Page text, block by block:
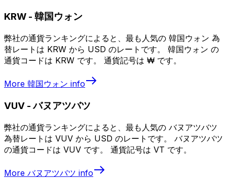
KRW - 韓国ウォン
弊社の通貨ランキングによると、最も人気の 韓国ウォン 為
替レートは KRW から USD のレートです。 韓国ウォン の
通貨コードは KRW です。 通貨記号は ₩ です。
More 韓国ウォン info
VUV -バヌアツバツ
弊社の通貨ランキングによると、最も人気の バヌアツバツ
為替レートは VUV から USD のレートです。 バヌアツバツ
の通貨コードは VUV です。 通貨記号は VT です。
More バヌアツバツ info